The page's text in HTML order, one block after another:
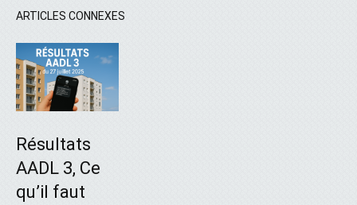
ARTICLES CONNEXES
Résultats
AADL 3, Ce
qu’il faut